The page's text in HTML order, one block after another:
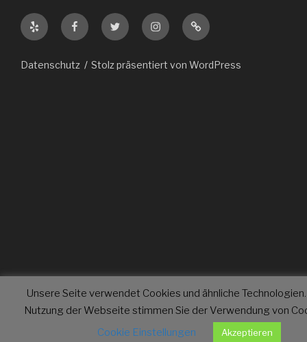
Yelp FacebookTwitter Instagram
E-
Mail
Datenschutz Stolz präsentiert von WordPress
Unsere Seite verwendet Cookies und ähnliche
Nutzung der Webseite stimmen Sie der Verwendung von
Cookie Einstellungen
Akzeptieren